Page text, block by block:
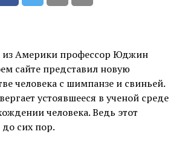
из Америки профессор Юджин
сайте представил новую
человека с шимпанзе и свиньей.
устоявшееся в ученой среде
человека. Ведь этот
до сих пор.